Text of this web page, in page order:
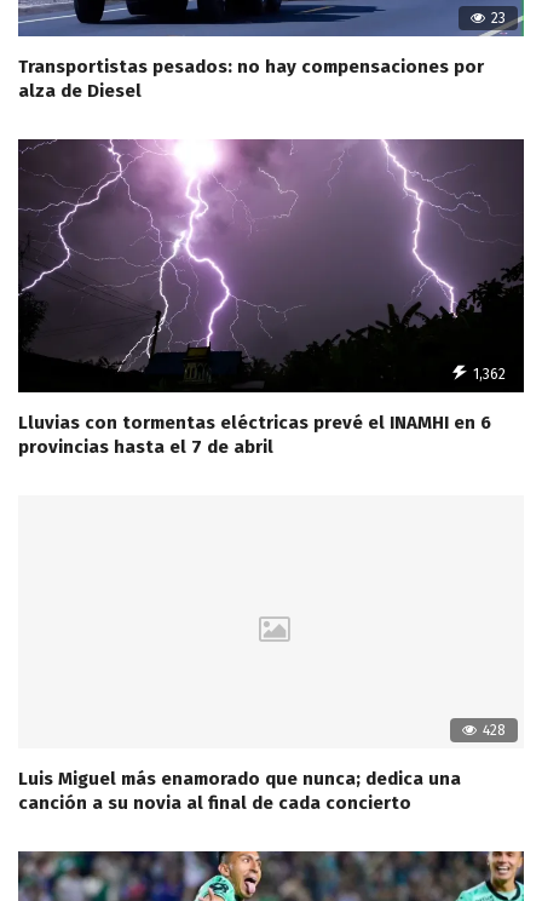
23
Transportistas pesados: no hay compensaciones por
alza de Diesel
1,362
Lluvias con tormentas eléctricas prevé el INAMHI en 6
provincias hasta el 7 de abril
428
Luis Miguel más enamorado que nunca; dedica una
canción a su novia al final de cada concierto